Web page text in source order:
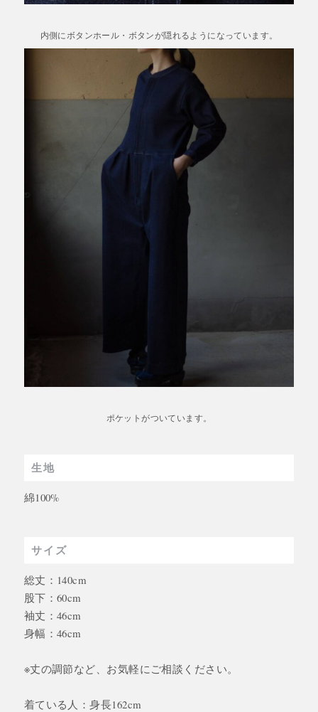
内側にボタンホール・ボタンが隠れるようになっています。
ポケットがついています。
生地
綿100%
サイズ
総丈：140cm
股下：60cm
袖丈：46cm
身幅：46cm
※丈の調節など、お気軽にご相談ください。
着ている人：身長162cm